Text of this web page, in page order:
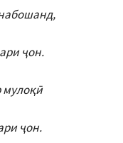
ҷон.
ҷон.